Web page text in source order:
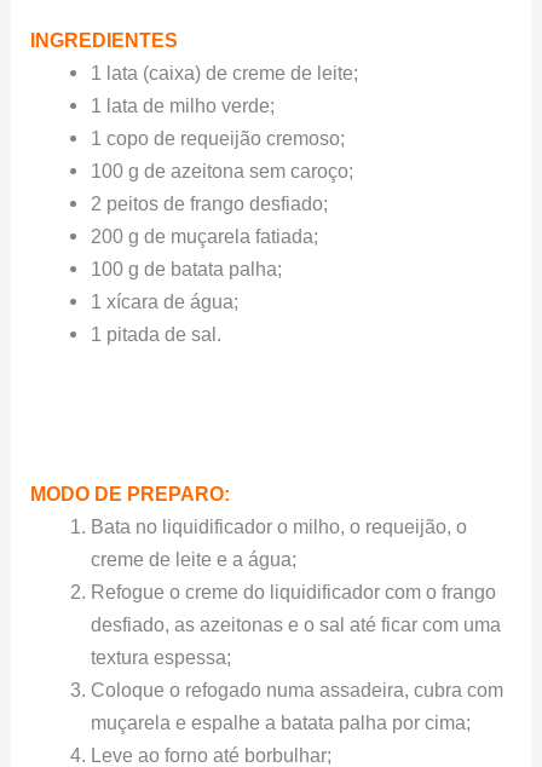
INGREDIENTES
1 lata (caixa) de creme de leite;
1 lata de milho verde;
1 copo de requeijão cremoso;
100 g de azeitona sem caroço;
2 peitos de frango desfiado;
200 g de muçarela fatiada;
100 g de batata palha;
1 xícara de água;
1 pitada de sal.
MODO DE PREPARO:
Bata no liquidificador o milho, o requeijão, o
creme de leite e a água;
Refogue o creme do liquidificador com o frango
desfiado, as azeitonas e o sal até ficar com uma
textura espessa;
Coloque o refogado numa assadeira, cubra com
muçarela e espalhe a batata palha por cima;
Leve ao forno até borbulhar;